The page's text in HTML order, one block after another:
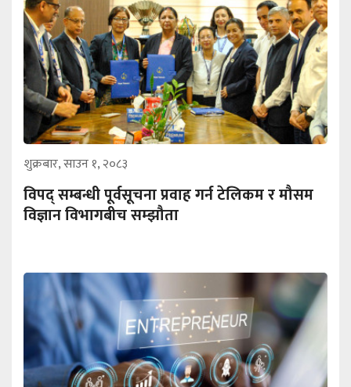
शुक्रबार, साउन १, २०८३
विपद् सम्बन्धी पूर्वसूचना प्रवाह गर्न टेलिकम र मौसम
विज्ञान विभागबीच सम्झौता